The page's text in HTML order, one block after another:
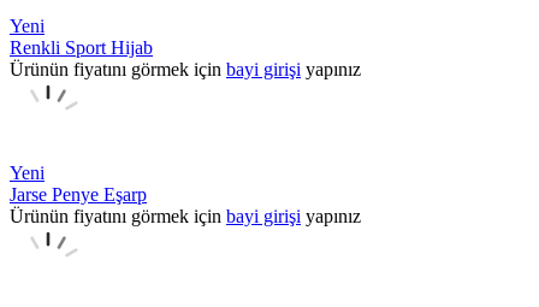
Yeni
Renkli Sport Hijab
Ürünün fiyatını görmek için bayi girişi yapınız
Yeni
Jarse Penye Eşarp
Ürünün fiyatını görmek için bayi girişi yapınız